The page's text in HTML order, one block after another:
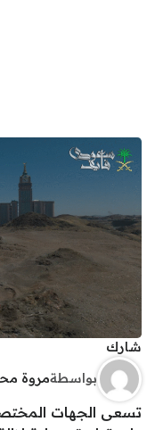
شارك
بواسطةمروة
تسعى الجهات